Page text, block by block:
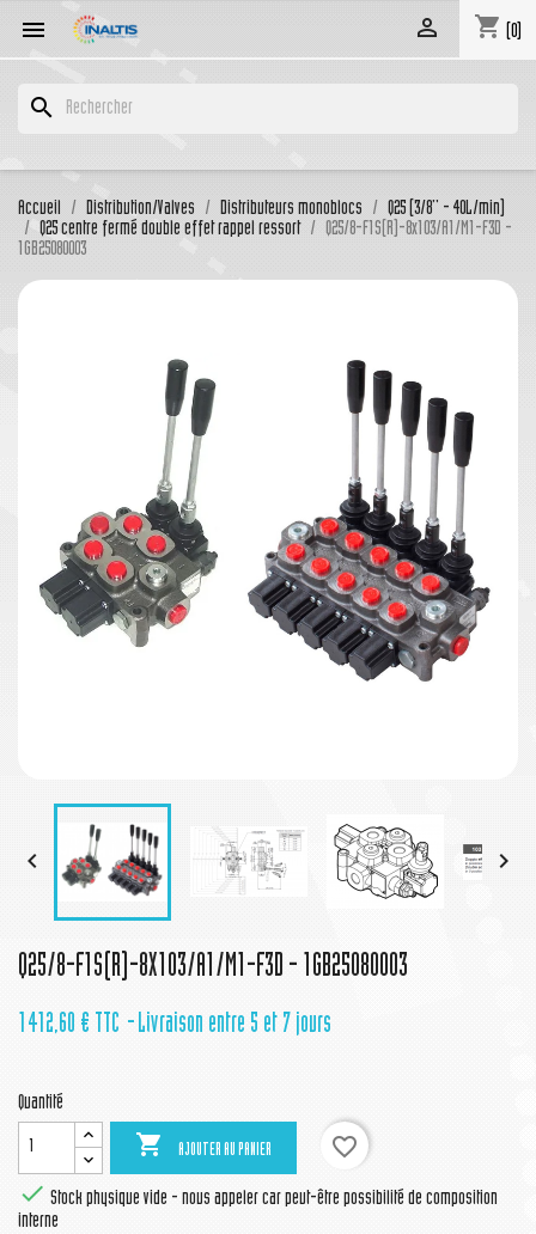
 shopping_cart (0)

search
Accueil Distribution/Valves Distributeurs monoblocs
Q25 (3/8'' - 40L/min)
Q25 centre fermé double effet rappel ressort
Q25/8-F1S(R)-8x103/A1/M1-F3D -
1GB25080003
 
Q25/8-F1S(R)-8X103/A1/M1-F3D - 1GB25080003
1 412,60 € TTC Livraison entre 5 et 7 jours
Quantité
 AJOUTER AU PANIER
favorite_border
 Stock physique vide - nous appeler car peut-être possibilité de composition
interne